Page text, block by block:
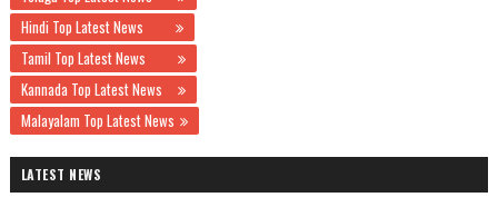
Hindi Top Latest News
Tamil Top Latest News
Kannada Top Latest News
Malayalam Top Latest News
LATEST NEWS